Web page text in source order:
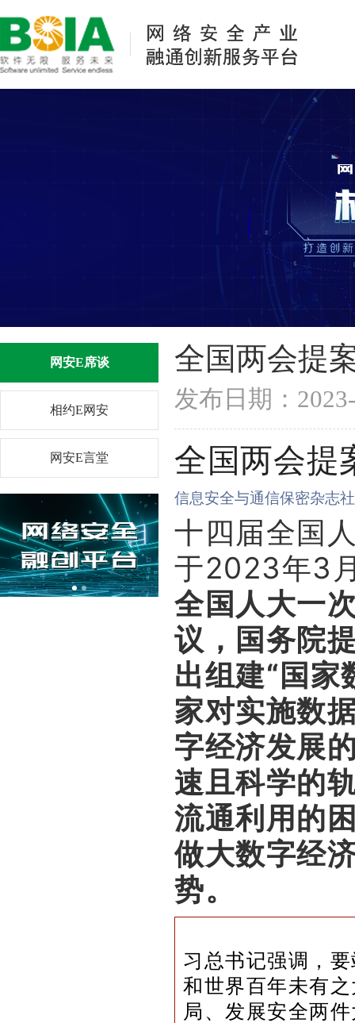
网安E席谈
相约E网安
网安E言堂
全国两会提
发布日期：
全国两会提
信息安全与通信保密杂志
十四届全国
于2023年3
全国人大一
议，国务院
出组建“国家
家对实施数
字经济发展
速且科学的
流通利用的
做大数字经
势。
习总书记强调，
和世界百年未有
局、发展安全两